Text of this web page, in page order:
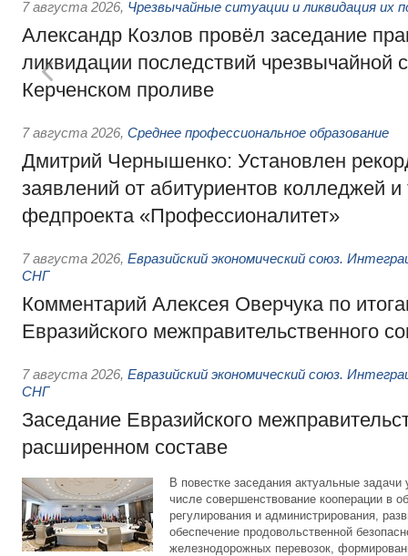
7 августа 2026, Чрезвычайные ситуации и ликвидация их
Александр Козлов провёл заседание
ликвидации последствий чрезвычайной
Керченском проливе
7 августа 2026, Среднее профессиональное образование
Дмитрий Чернышенко: Установлен
заявлений от абитуриентов колледжей и
федпроекта «Профессионалитет»
7 августа 2026, Евразийский экономический союз.
СНГ
Комментарий Алексея Оверчука по
Евразийского межправительственного
7 августа 2026, Евразийский экономический союз.
СНГ
Заседание Евразийского
расширенном составе
В повестке заседания актуальные задачи
числе совершенствование кооперации в
регулирования и администрирования,
обеспечение продовольственной
железнодорожных перевозок,